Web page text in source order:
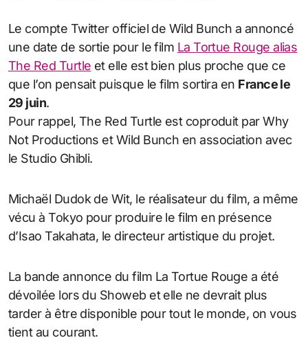
Le compte Twitter officiel de Wild Bunch a annoncé
une date de sortie pour le film La Tortue Rouge alias
The Red Turtle et elle est bien plus proche que ce
que l’on pensait puisque le film sortira en France le
29 juin.
Pour rappel, The Red Turtle est coproduit par Why
Not Productions et Wild Bunch en association avec
le Studio Ghibli.
Michaël Dudok de Wit, le réalisateur du film, a même
vécu à Tokyo pour produire le film en présence
d’Isao Takahata, le directeur artistique du projet.
La bande annonce du film La Tortue Rouge a été
dévoilée lors du Showeb et elle ne devrait plus
tarder à être disponible pour tout le monde, on vous
tient au courant.